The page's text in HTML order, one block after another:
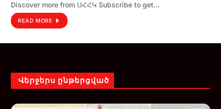
Discover more from ՍՀՀԿ Subscribe to get…
READ MORE
Վերջերս ընթերցված